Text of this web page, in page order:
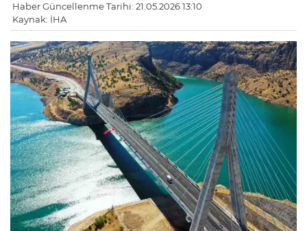
Haber Güncellenme Tarihi: 21.05.2026 13:10
Kaynak: İHA